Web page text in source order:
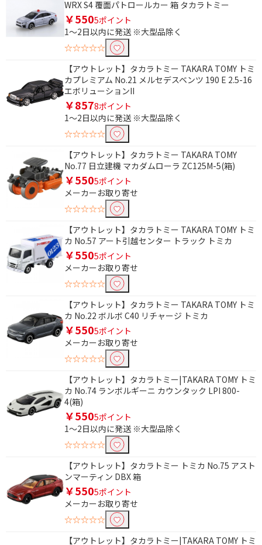
WRX S4 覆面パトロールカー 箱 タカラトミー
￥5505ポイント
1～2日以内に発送 ※大型品除く
☆☆☆☆☆
【アウトレット】タカラトミー TAKARA TOMY トミ
カプレミアム No.21 メルセデスベンツ 190 E 2.5-16
エボリューションII
￥8578ポイント
1～2日以内に発送 ※大型品除く
☆☆☆☆☆
【アウトレット】タカラトミー TAKARA TOMY
No.77 日立建機 マカダムローラ ZC125M-5(箱)
￥5505ポイント
メーカーお取り寄せ
☆☆☆☆☆
【アウトレット】タカラトミー TAKARA TOMY トミ
カ No.57 アート引越センター トラック トミカ
￥5505ポイント
メーカーお取り寄せ
☆☆☆☆☆
【アウトレット】タカラトミー TAKARA TOMY トミ
カ No.22 ボルボ C40 リチャージ トミカ
￥5505ポイント
メーカーお取り寄せ
☆☆☆☆☆
【アウトレット】タカラトミー|TAKARA TOMY トミ
カ No.74 ランボルギーニ カウンタック LPI 800-
4(箱)
￥5505ポイント
1～2日以内に発送 ※大型品除く
☆☆☆☆☆
【アウトレット】タカラトミー トミカ No.75 アスト
ンマーティン DBX 箱
￥5505ポイント
メーカーお取り寄せ
☆☆☆☆☆
【アウトレット】タカラトミー|TAKARA TOMY トミ
除外する
除外する にチェックを入れると、指定したワード
を除外して検索します。
価格で絞り込む